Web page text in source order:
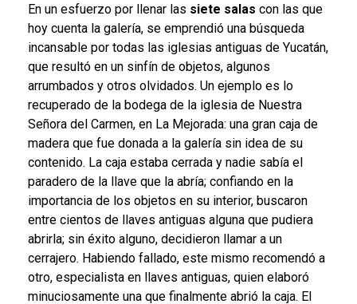
En un esfuerzo por llenar las siete salas con las que
hoy cuenta la galería, se emprendió una búsqueda
incansable por todas las iglesias antiguas de Yucatán,
que resultó en un sinfín de objetos, algunos
arrumbados y otros olvidados. Un ejemplo es lo
recuperado de la bodega de la iglesia de Nuestra
Señora del Carmen, en La Mejorada: una gran caja de
madera que fue donada a la galería sin idea de su
contenido. La caja estaba cerrada y nadie sabía el
paradero de la llave que la abría; confiando en la
importancia de los objetos en su interior, buscaron
entre cientos de llaves antiguas alguna que pudiera
abrirla; sin éxito alguno, decidieron llamar a un
cerrajero. Habiendo fallado, este mismo recomendó a
otro, especialista en llaves antiguas, quien elaboró
minuciosamente una que finalmente abrió la caja. El